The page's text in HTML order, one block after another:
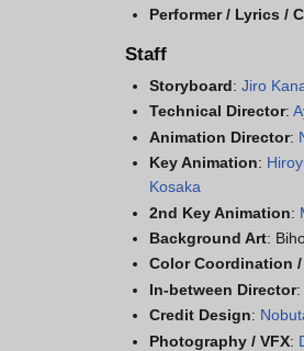
Performer / Lyrics /
Staff
Storyboard:Jiro
Technical Director:
Animation Director:
Key Animation:
Kosaka
2nd Key Animation:
Background Art:
Color Coordination
In-between Director:
Credit Design:
Photography / VFX: